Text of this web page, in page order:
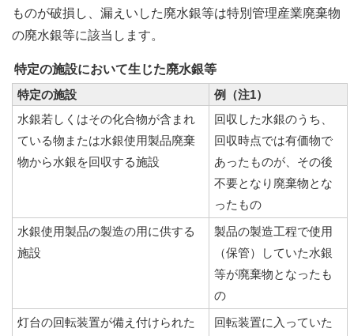
ものが破損し、漏えいした廃水銀等は特別管理産業廃棄物
の廃水銀等に該当します。
特定の施設において生じた廃水銀等
特定の施設
例（注1）
水銀若しくはその化合物が含まれ
ている物または水銀使用製品廃棄
物から水銀を回収する施設
回収した水銀のうち、
回収時点では有価物で
あったものが、その後
不要となり廃棄物とな
ったもの
水銀使用製品の製造の用に供する
施設
製品の製造工程で使用
（保管）していた水銀
等が廃棄物となったも
の
灯台の回転装置が備え付けられた
回転装置に入っていた